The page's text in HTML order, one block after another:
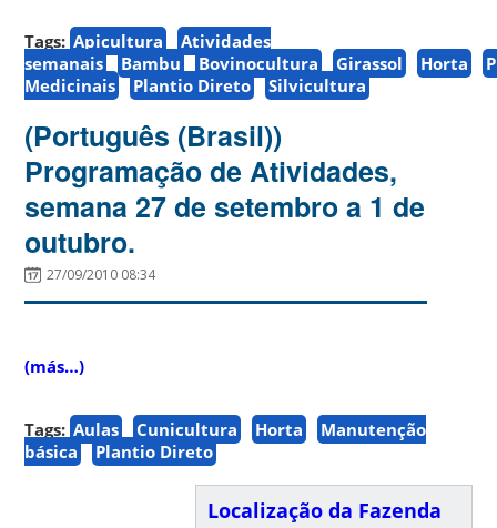
Tags: Apicultura
Atividades
semanais
Bambu Bovinocultura Girassol Horta
Medicinais
Plantio Direto Silvicultura
(Português (Brasil))
Programação de Atividades,
semana 27 de setembro a 1 de
outubro.
27/09/2010 08:34
(más…)
Tags: Aulas Cunicultura Horta
Manutenção
básica
Plantio Direto
Localização da Fazenda